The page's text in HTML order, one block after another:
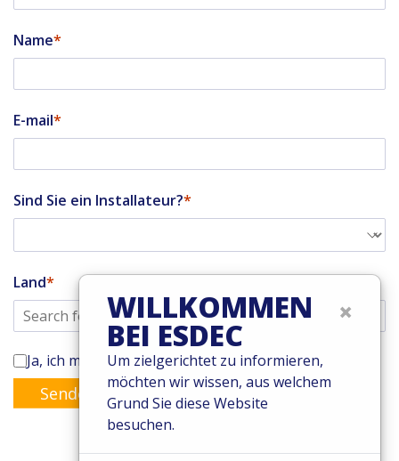
Name
E-mail
Sind Sie ein Installateur?
Land
Ja, ich möchte den Enstall-Newsletter abonnieren
Senden
×
WILLKOMMEN
BEI ESDEC
Um zielgerichtet zu informieren,
möchten wir wissen, aus welchem
Grund Sie diese Website
besuchen.